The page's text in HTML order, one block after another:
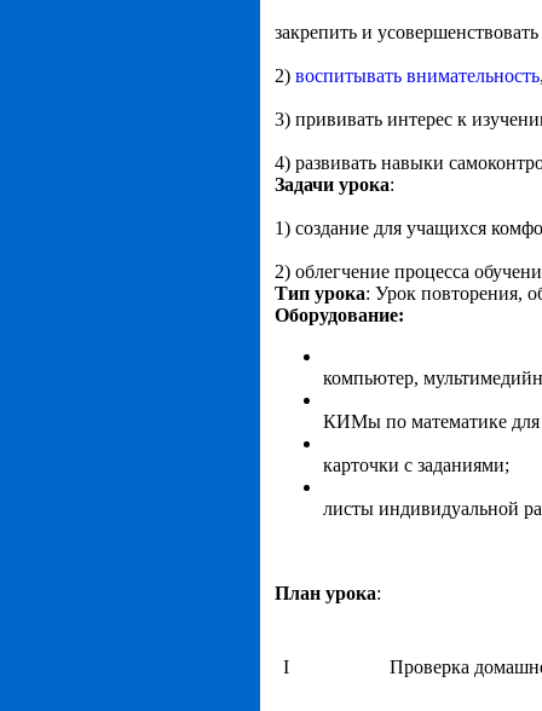
закрепить и
2) воспитывать внимательность
3) прививать интерес к
4) развивать навыки
Задачи урока:
1) создание для учащихся
2) облегчение процесса
Тип урока: Урок повторения,
Оборудование:
компьютер,
КИМы по математике для
карточки с заданиями;
листы индивидуальной
План урока:
I Проверка